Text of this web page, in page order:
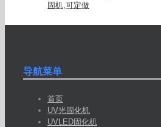
固机,可定做
导航菜单
首页
UV光固化机
UVLED固化机